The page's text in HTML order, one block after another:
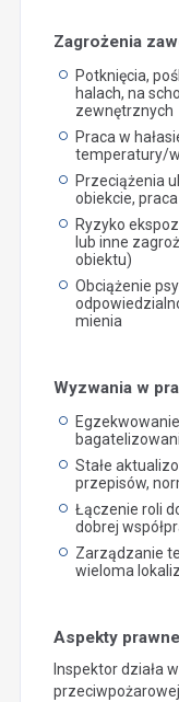
Zagrożenia
Potknięcia,
halach, na
zewnętrznych
Praca w
temperatury/
Przeciążenia
obiekcie,
Ryzyko
lub inne
obiektu)
Obciążenie
mienia
Wyzwania w
Stałe
przepisów,
Łączenie roli
dobrej
Zarządzanie
wieloma
Aspekty prawne
Inspektor działa